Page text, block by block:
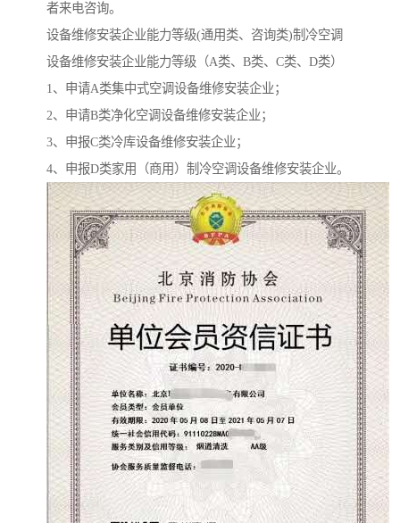
者来电咨询。
设备维修安装企业能力等级(通用类、咨询类)制冷空调
设备维修安装企业能力等级（A类、B类、C类、D类）
1、申请A类集中式空调设备维修安装企业；
2、申请B类净化空调设备维修安装企业；
3、申报C类冷库设备维修安装企业；
4、申报D类家用（商用）制冷空调设备维修安装企业。